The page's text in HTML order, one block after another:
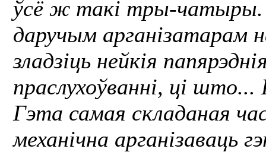
ўсё ж такі тры-
даручым арганізатарам
зладзіць нейкія
праслухоўванні, ці
Гэта самая складаная
механічна арганізаваць